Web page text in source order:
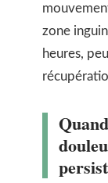
zone
heures,